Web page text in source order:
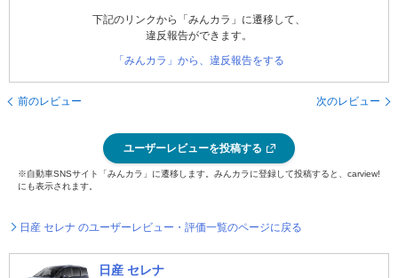
下記のリンクから「みんカラ」に遷移して、
違反報告ができます。
「みんカラ」から、違反報告をする
前のレビュー 次のレビュー
ユーザーレビューを投稿する
※自動車SNSサイト「みんカラ」に遷移します。みんカラに登録して投稿すると、carview!
にも表示されます。
日産 セレナ のユーザーレビュー・評価一覧のページに戻る
日産 セレナ